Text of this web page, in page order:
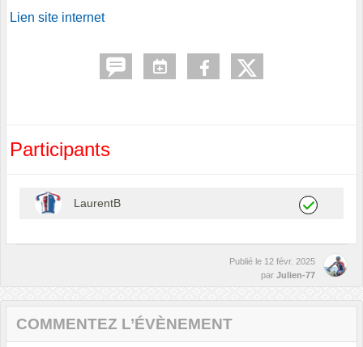
Lien site internet
Participants
LaurentB
Publié le 12 févr. 2025
par Julien-77
COMMENTEZ L’ÉVÈNEMENT